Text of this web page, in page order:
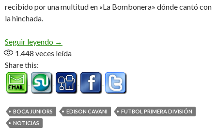
recibido por una multitud en «La Bombonera» dónde cantó con
la hinchada.
Seguir leyendo Refuerzo de lujo
→
1.448 veces leída
Share this:
BOCA JUNIORS EDISON CAVANI
FUTBOL PRIMERA DIVISIÓN
NOTICIAS